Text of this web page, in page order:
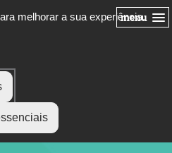
melhorar a sua experiência.
menu